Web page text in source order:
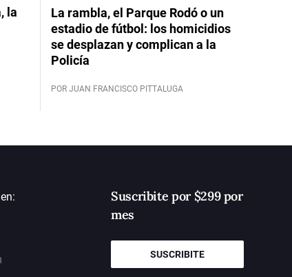
la
La rambla, el Parque Rodó o un
estadio de fútbol: los homicidios
se desplazan y complican a la
Policía
POR JUAN FRANCISCO PITTALUGA
Suscribite por $299 por
mes
SUSCRIBITE